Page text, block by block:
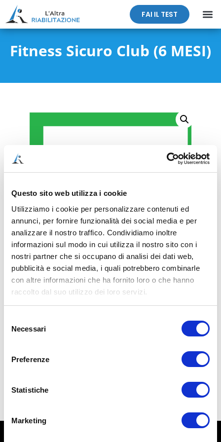
Questo sito web utilizza i cookie
Utilizziamo i cookie per personalizzare contenuti ed
annunci, per fornire funzionalità dei social media e per
analizzare il nostro traffico. Condividiamo inoltre
informazioni sul modo in cui utilizza il nostro sito con i
nostri partner che si occupano di analisi dei dati web,
pubblicità e social media, i quali potrebbero combinarle
con altre informazioni che ha fornito loro o che hanno
raccolto dal suo utilizzo dei loro servizi.
delNecessari
Preferenze
Statistiche
Marketing
FAI IL TEST
Fitness Sicuro Club (6 MESI)
157,00